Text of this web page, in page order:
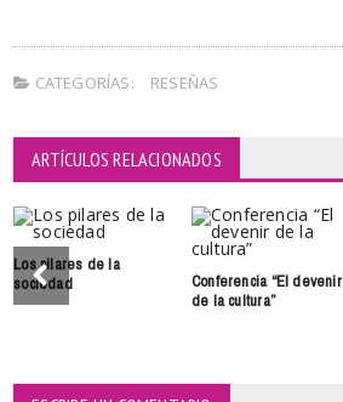
CATEGORÍAS: RESEÑAS
ARTÍCULOS RELACIONADOS
Los pilares de la
sociedad Conferencia “El devenir
de la cultura”